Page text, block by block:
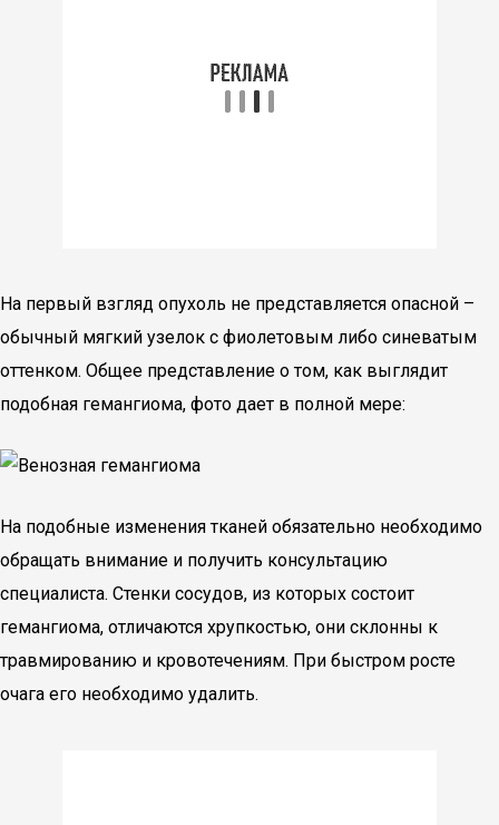
На первый взгляд опухоль не представляется опасной –
обычный мягкий узелок с фиолетовым либо синеватым
оттенком. Общее представление о том, как выглядит
подобная гемангиома, фото дает в полной мере:
На подобные изменения тканей обязательно необходимо
обращать внимание и получить консультацию
специалиста. Стенки сосудов, из которых состоит
гемангиома, отличаются хрупкостью, они склонны к
травмированию и кровотечениям. При быстром росте
очага его необходимо удалить.